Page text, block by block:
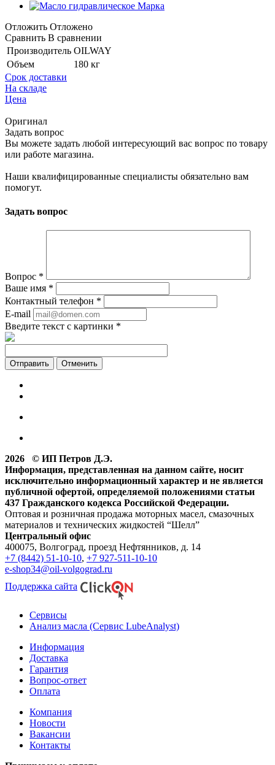
Отложить Отложено
Сравнить В сравнении
Производитель OILWAY
Объем
180 кг
Срок доставки
На складе
Цена
Оригинал
Задать вопрос
Вы можете задать любой интересующий вас вопрос по товару
или работе магазина.
Наши квалифицированные специалисты обязательно вам
помогут.
Задать вопрос
Вопрос *
Ваше имя *
Контактный телефон *
E-mail
Введите текст с картинки *
Отменить
2026 © ИП Петров Д.Э.
Информация, представленная на данном сайте, носит
исключительно информационный характер и не является
публичной офертой, определяемой положениями статьи
437 Гражданского кодекса Российской Федерации.
Оптовая и розничная продажа моторных масел, смазочных
материалов и технических жидкостей “Шелл”
Центральный офис
400075, Волгоград, проезд Нефтянников, д. 14
+7 (8442) 51-10-10, +7 927-511-10-10
e-shop34@oil-volgograd.ru
Поддержка сайта
Сервисы
Анализ масла (Сервис LubeAnalyst)
Информация
Доставка
Гарантия
Вопрос-ответ
Оплата
Компания
Новости
Вакансии
Контакты